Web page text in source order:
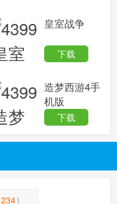
皇室战争
下载
造梦西游4手
机版
下载
234)